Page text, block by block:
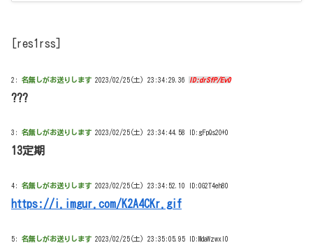
[res1rss]
2: 名無しがお送りします 2023/02/25(土) 23:34:29.36 ID:drSfP/Ev0
???
3: 名無しがお送りします 2023/02/25(土) 23:34:44.58 ID:gFpQs2O+0
13定期
4: 名無しがお送りします 2023/02/25(土) 23:34:52.10 ID:0G2T4eh80
https://i.imgur.com/K2A4CKr.gif
5: 名無しがお送りします 2023/02/25(土) 23:35:05.95 ID:MdaWzwxI0